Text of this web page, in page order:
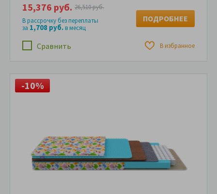
Сравнить В избранное
15,376 руб. 26,510 руб.
В рассрочку без переплаты
за 1,708 руб.в месяц
ПОДРОБНЕЕ
-10%